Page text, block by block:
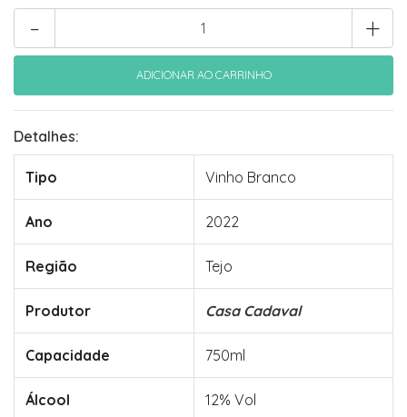
+
-
Detalhes:
Tipo Vinho Branco
Ano 2022
Região Tejo
Produtor Casa Cadaval
Capacidade 750ml
Álcool 12% Vol